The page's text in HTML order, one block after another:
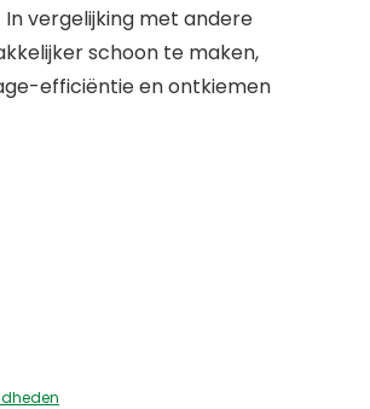
vergelijking met andere
schoon te maken,
efficiëntie en ontkiemen